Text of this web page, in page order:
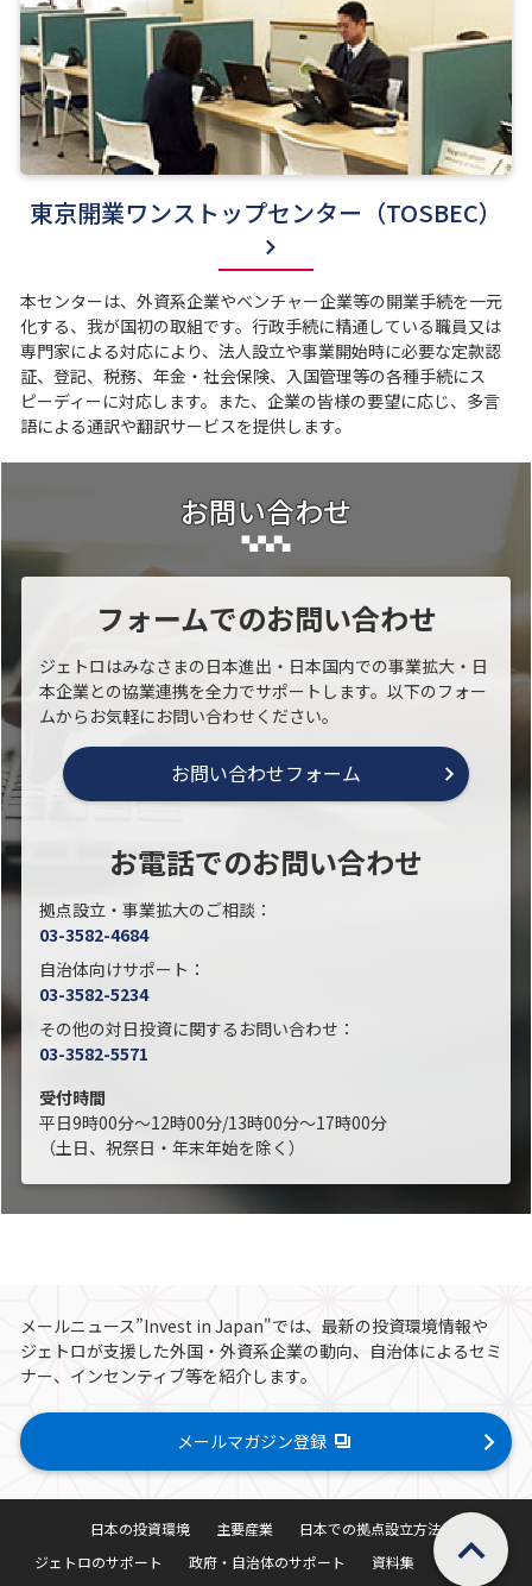
東京開業ワンストップセンター（TOSBEC）
本センターは、外資系企業やベンチャー企業等の開業手続を一元
化する、我が国初の取組です。行政手続に精通している職員又は
専門家による対応により、法人設立や事業開始時に必要な定款認
証、登記、税務、年金・社会保険、入国管理等の各種手続にス
ピーディーに対応します。また、企業の皆様の要望に応じ、多言
語による通訳や翻訳サービスを提供します。
お問い合わせ
フォームでのお問い合わせ
ジェトロはみなさまの日本進出・日本国内での事業拡大・日
本企業との協業連携を全力でサポートします。以下のフォー
ムからお気軽にお問い合わせください。
お問い合わせフォーム
お電話でのお問い合わせ
拠点設立・事業拡大のご相談：
03-3582-4684
自治体向けサポート：
03-3582-5234
その他の対日投資に関するお問い合わせ：
03-3582-5571
受付時間
平日9時00分～12時00分/13時00分～17時00分
（土日、祝祭日・年末年始を除く）
メールニュース”Invest in Japan"では、最新の投資環境情報や
ジェトロが支援した外国・外資系企業の動向、自治体によるセミ
ナー、インセンティブ等を紹介します。
メールマガジン登録
ページの先頭へ戻
日本の投資環境 主要産業
日本での拠点設立方法
ジェトロのサポート
政府・自治体のサポート 資料集 お知らせ